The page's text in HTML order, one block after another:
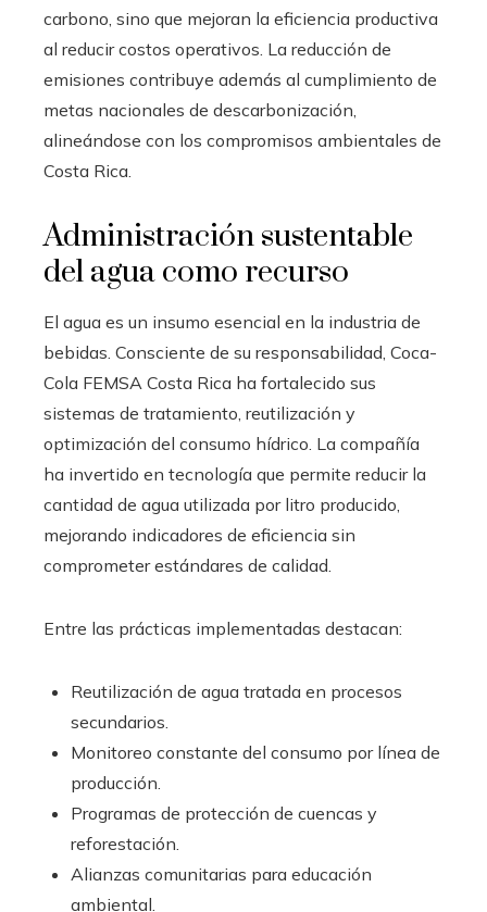
carbono, sino que mejoran la eficiencia productiva
al reducir costos operativos. La reducción de
emisiones contribuye además al cumplimiento de
metas nacionales de descarbonización,
alineándose con los compromisos ambientales de
Costa Rica.
Administración sustentable
del agua como recurso
El agua es un insumo esencial en la industria de
bebidas. Consciente de su responsabilidad, Coca-
Cola FEMSA Costa Rica ha fortalecido sus
sistemas de tratamiento, reutilización y
optimización del consumo hídrico. La compañía
ha invertido en tecnología que permite reducir la
cantidad de agua utilizada por litro producido,
mejorando indicadores de eficiencia sin
comprometer estándares de calidad.
Entre las prácticas implementadas destacan:
Reutilización de agua tratada en procesos
secundarios.
Monitoreo constante del consumo por línea de
producción.
Programas de protección de cuencas y
reforestación.
Alianzas comunitarias para educación
ambiental.